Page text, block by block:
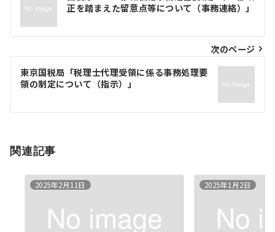
ナ
ビ
ゲ
ー
シ
ン
正を踏まえた留意点等について（事務連絡）」
次のページ
東京国税局「税理士代理受領に係る事務処理要
領の制定について（指示）」
関連記事
2025年2月11日 2025年1月2日